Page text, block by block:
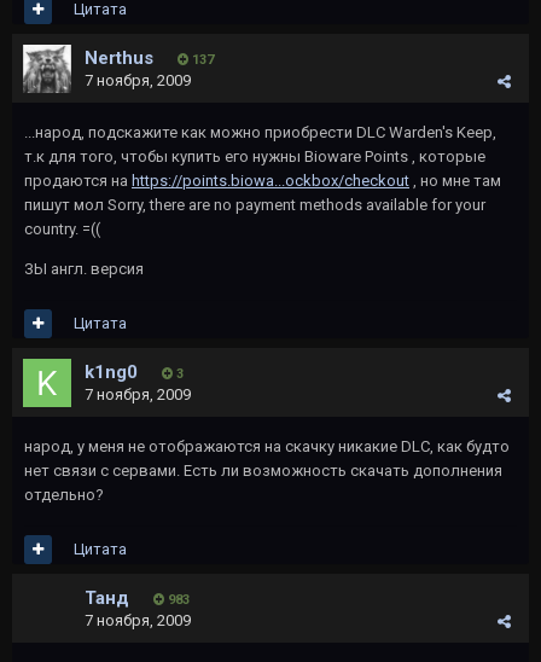
Цитата
Nerthus 137
7 ноября, 2009
...народ, подскажите как можно приобрести DLC Warden's Keep,
т.к для того, чтобы купить его нужны Bioware Points , которые
продаются на https://points.biowa...ockbox/checkout , но мне там
пишут мол Sorry, there are no payment methods available for your
country. =((
ЗЫ англ. версия
Цитата
k1ng0 3
7 ноября, 2009
народ, у меня не отображаются на скачку никакие DLC, как будто
нет связи с сервами. Есть ли возможность скачать дополнения
отдельно?
Цитата
Танд 983
7 ноября, 2009